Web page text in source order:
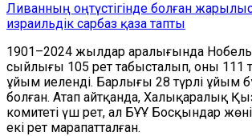
Ливанның оңтүстігінде болған
израильдік сарбаз қаза тапты
1901–2024 жылдар аралығында Нобель
сыйлығы 105 рет табысталып, оны 111
ұйым иеленді. Барлығы 28 түрлі ұйым
болған. Атап айтқанда, Халықаралық
комитеті үш рет, ал БҰҰ Босқындар
екі рет марапатталған.